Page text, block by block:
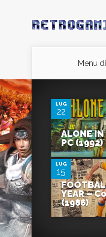
Menu
LUG
22
ALONE IN
PC (1992)
LUG
15
0
YEAR –
(1986)